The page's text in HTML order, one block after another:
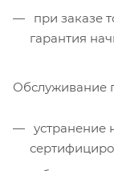
при заказе
гарантия
Обслуживание
устранение